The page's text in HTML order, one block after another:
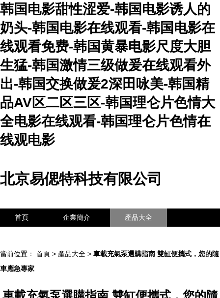
韩国电影甜性涩爱-韩国电影诱人的
奶头-韩国电影在线观看-韩国电影在
线观看免费-韩国黄暴电影尺度大胆
生猛-韩国激情三级做爰在线观看外
出-韩国交换做爰2深田咏美-韩国精
品AV区二区三区-韩国理仑片色情大
全电影在线观看-韩国理仑片色情在
线观电影
北京易偲特科技有限公司
首頁 企業簡介 產品大全
當前位置： 首頁 > 產品大全 > 車載充氣泵選購指南 雙缸便攜式，您的隨
車應急專家
車載充氣泵選購指南 雙缸便攜式，您的隨